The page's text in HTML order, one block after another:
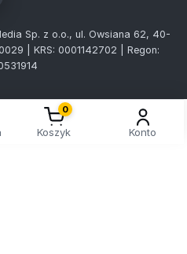
Sp. z o.o., ul. Owsiana 62, 40-
| KRS: 0001142702 | Regon:
0
Koszyk Konto